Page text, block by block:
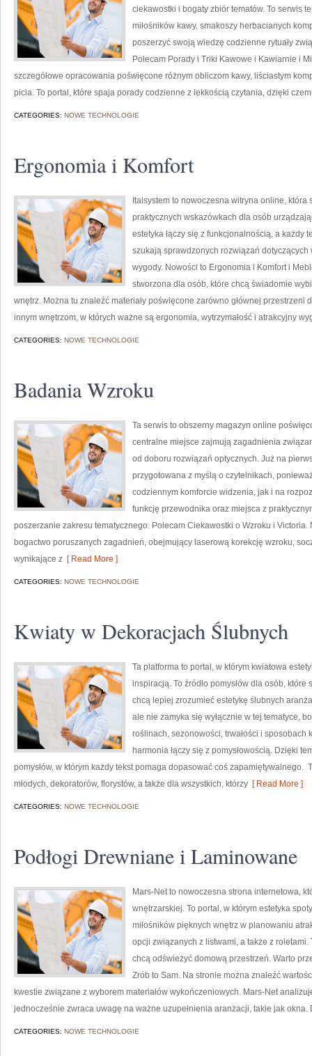
ciekawostki i bogaty zbiór tematów. To serwis
miłośników kawy, smakoszy herbacianych
poszerzyć swoją wiedzę codzienne rytuały
Polecam Porady i Triki Kawowe i Kawiarnie i
szczegółowe opracowania poświęcone różnym obliczom kawy, liściastym
picia. To portal, które spaja porady codzienne z lekkością czytania, dzięki
CATEGORIES: NOWE TECHNOLOGIE
Ergonomia i Komfort
Italsystem to nowoczesna witryna online,
praktycznych wskazówkach dla osób
estetyka łączy się z funkcjonalnością, a każdy
szukają sprawdzonych rozwiązań
wygody. Nowości to Ergonomia i Komfort i
stworzona dla osób, które chcą świadomie
wnętrz. Można tu znaleźć materiały poświęcone zarówno głównej
innym wnętrzom, w których ważne są ergonomia, wytrzymałość i atrakcyjny
CATEGORIES: NOWE TECHNOLOGIE
Badania Wzroku
Ta serwis to obszerny magazyn online
centralne miejsce zajmują zagadnienia
od doboru rozwiązań optycznych. Już na
przygotowana z myślą o czytelnikach,
codziennym komforcie widzenia, jak i na
funkcję przewodnika oraz miejsca z
poszerzanie zakresu tematycznego. Polecam Ciekawostki o Wzroku i
bogactwo poruszanych zagadnień, obejmujący laserową korekcję wzroku,
wynikające z [ Read More ]
CATEGORIES: NOWE TECHNOLOGIE
Kwiaty w Dekoracjach Ślubnych
Ta platforma to portal, w którym kwiatowa
inspiracją. To źródło pomysłów dla osób,
chcą lepiej zrozumieć estetykę ślubnych
ale nie zamyka się wyłącznie w tej tematyce,
roślinach, sezonowości, trwałości i
harmonia łączy się z pomysłowością. Dzięki
pomysłów, w którym każdy tekst pomaga dopasować coś zapamiętywalnego.
młodych, dekoratorów, florystów, a także dla wszystkich, którzy [ Read More ]
CATEGORIES: NOWE TECHNOLOGIE
Podłogi Drewniane i Laminowane
Mars-Net to nowoczesna strona internetowa,
wnętrzarskiej. To portal, w którym estetyka
miłośników pięknych wnętrz w planowaniu
opcji związanych z listwami, a także z
chcą odświeżyć domową przestrzeń. Warto
Zrób to Sam. Na stronie można znaleźć
kwestie związane z wyborem materiałów wykończeniowych. Mars-Net
jednocześnie zwraca uwagę na ważne uzupełnienia aranżacji, takie jak okna.
CATEGORIES: NOWE TECHNOLOGIE